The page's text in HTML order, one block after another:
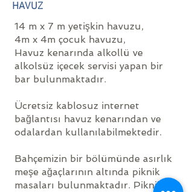
HAVUZ
14 m x 7 m yetişkin havuzu,
4m x 4m çocuk havuzu,
Havuz kenarında alkollü ve
alkolsüz içecek servisi yapan bir
bar bulunmaktadır.
Ücretsiz kablosuz internet
bağlantısı havuz kenarından ve
odalardan kullanılabilmektedir.
Bahçemizin bir bölümünde asırlık
meşe ağaçlarının altında piknik
masaları bulunmaktadır. Piknik